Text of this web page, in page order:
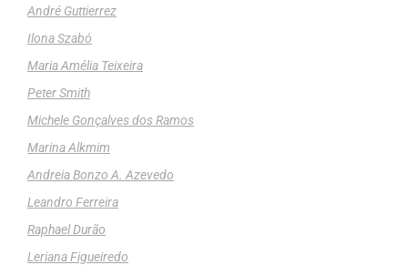
André Guttierrez
Ilona Szabó
Maria Amélia Teixeira
Peter Smith
Michele Gonçalves dos Ramos
Marina Alkmim
Andreia Bonzo A. Azevedo
Leandro Ferreira
Raphael Durão
Leriana Figueiredo